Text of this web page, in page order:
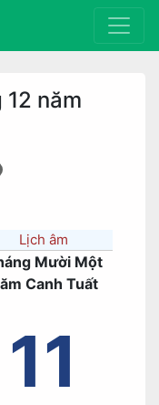
năm
Lịch âm
Mười Một
Canh Tuất
11